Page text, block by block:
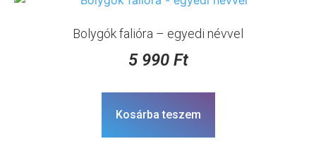
Bolygók falióra – egyedi névvel
5 990 Ft
Kosárba teszem